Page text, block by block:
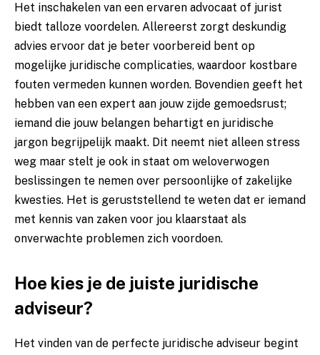
Het inschakelen van een ervaren advocaat of jurist
biedt talloze voordelen. Allereerst zorgt deskundig
advies ervoor dat je beter voorbereid bent op
mogelijke juridische complicaties, waardoor kostbare
fouten vermeden kunnen worden. Bovendien geeft het
hebben van een expert aan jouw zijde gemoedsrust;
iemand die jouw belangen behartigt en juridische
jargon begrijpelijk maakt. Dit neemt niet alleen stress
weg maar stelt je ook in staat om weloverwogen
beslissingen te nemen over persoonlijke of zakelijke
kwesties. Het is geruststellend te weten dat er iemand
met kennis van zaken voor jou klaarstaat als
onverwachte problemen zich voordoen.
Hoe kies je de juiste juridische
adviseur?
Het vinden van de perfecte juridische adviseur begint